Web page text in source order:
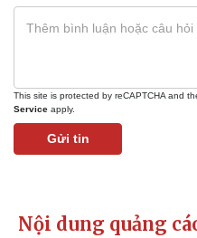
This site is protected by reCAPTCHA and
Service apply.
Gửi tin